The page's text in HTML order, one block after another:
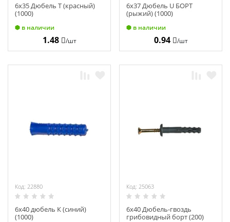
6х35 Дюбель Т (красный)
(1000)
в наличии
1.48 /шт
6х37 Дюбель U БОРТ
(рыжий) (1000)
в наличии
0.94 /шт
Код: 22880
6х40 дюбель К (синий)
(1000)
Код: 25063
6х40 Дюбель-гвоздь
грибовидный борт (200)